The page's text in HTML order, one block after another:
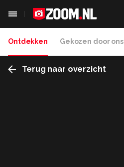
Ontdekken Gekozen door ons
Terug naar overzicht